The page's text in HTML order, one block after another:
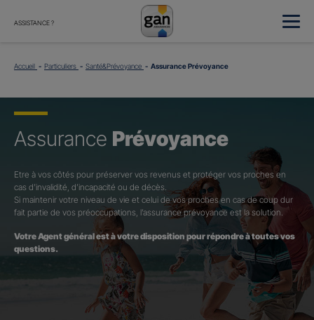
ASSISTANCE ?
Accueil Particuliers Santé&Prévoyance Assurance Prévoyance
Assurance Prévoyance
Etre à vos côtés pour préserver vos revenus et protéger vos proches en
cas d’invalidité, d’incapacité ou de décès.
Si maintenir votre niveau de vie et celui de vos proches en cas de coup dur
fait partie de vos préoccupations, l’assurance prévoyance est la solution.
Votre Agent général est à votre disposition pour répondre à toutes vos
questions.